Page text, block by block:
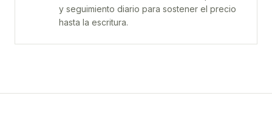
y seguimiento diario para sostener el precio
hasta la escritura.